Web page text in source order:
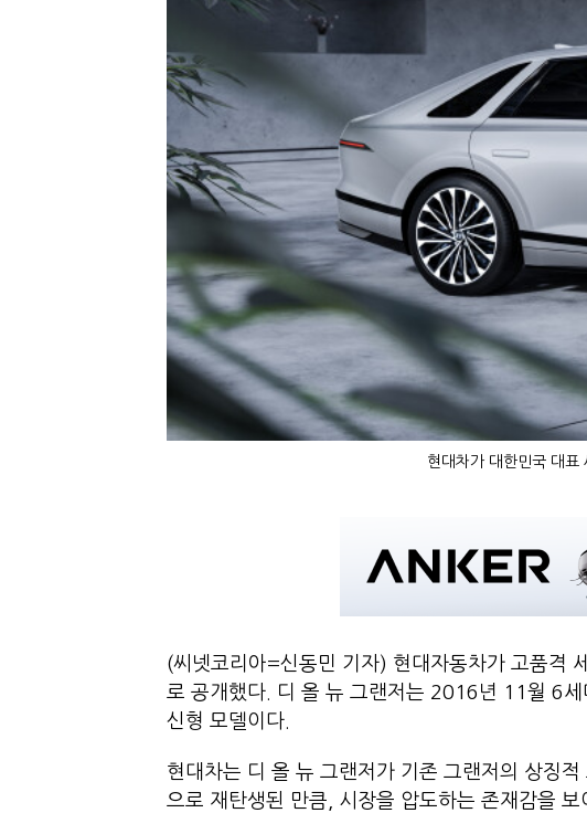
현대차가 대한민국 대
(씨넷코리아=신동민 기자) 현대자동차가 고품격
로 공개했다. 디 올 뉴 그랜저는 2016년 11월 6
신형 모델이다.
현대차는 디 올 뉴 그랜저가 기존 그랜저의 상징
으로 재탄생된 만큼, 시장을 압도하는 존재감을 보